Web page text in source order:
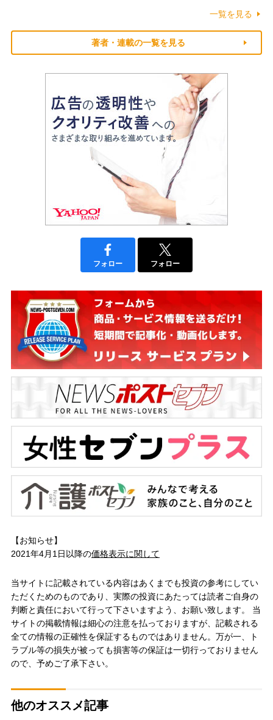
一覧を見る
著者・連載の一覧を見る
フォロー フォロー
【お知らせ】
2021年4月1日以降の価格表示に関して
当サイトに記載されている内容はあくまでも投資の参考にしてい
ただくためのものであり、実際の投資にあたっては読者ご自身の
判断と責任において行って下さいますよう、お願い致します。 当
サイトの掲載情報は細心の注意を払っておりますが、記載される
全ての情報の正確性を保証するものではありません。万が一、ト
ラブル等の損失が被っても損害等の保証は一切行っておりません
ので、予めご了承下さい。
他のオススメ記事